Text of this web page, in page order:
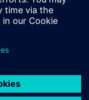
personal details and